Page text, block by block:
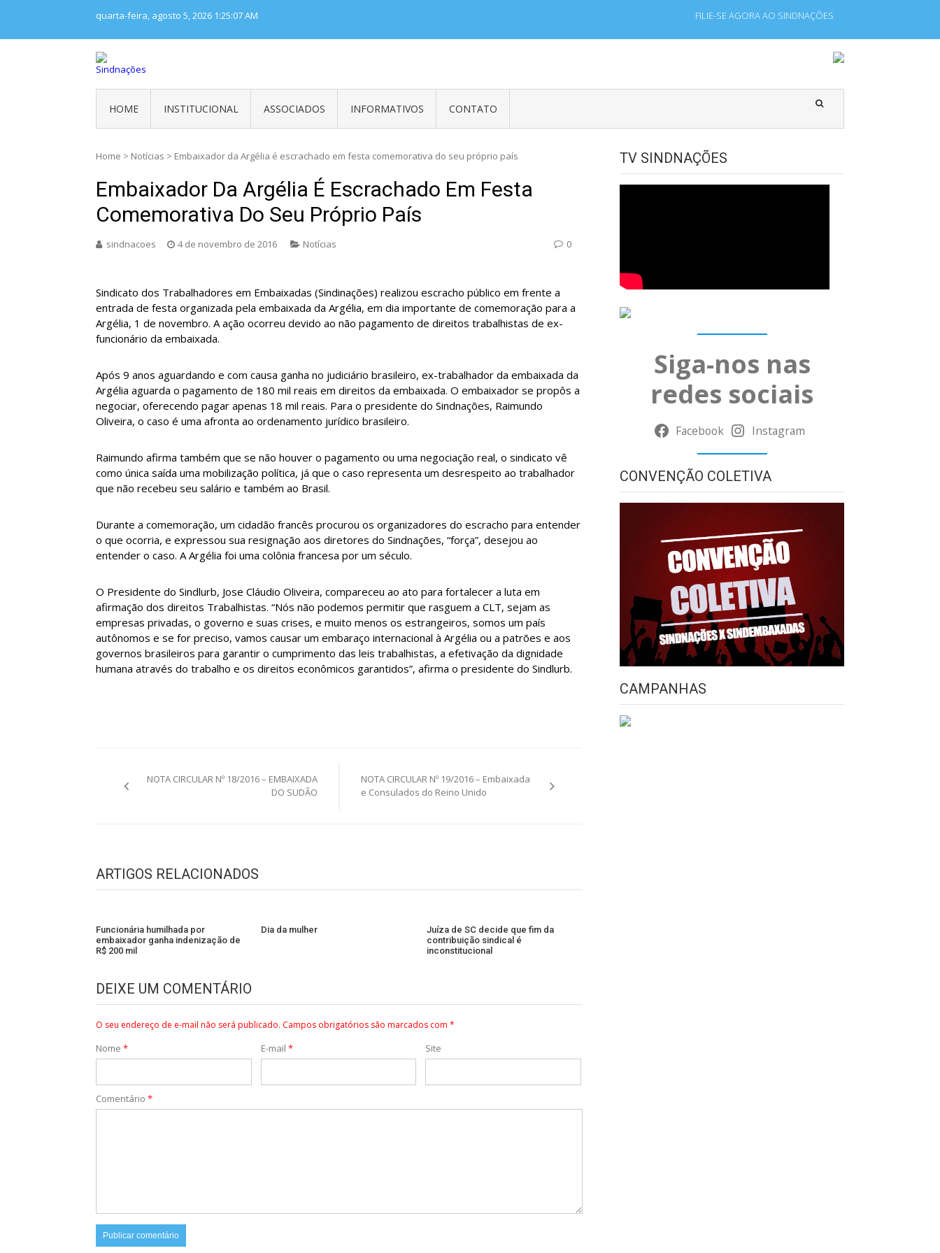
quarta-feira, agosto 5, 2026 1:25:08 AM FILIE-SE AGORA AO SINDNAÇÕES
HOME INSTITUCIONAL ASSOCIADOS INFORMATIVOS CONTATO
Home > Notícias > Embaixador da Argélia é escrachado em festa comemorativa do seu próprio país
Embaixador Da Argélia É Escrachado Em Festa
Comemorativa Do Seu Próprio País
sindnacoes 4 de novembro de 2016 Notícias 0
Sindicato dos Trabalhadores em Embaixadas (Sindinações) realizou escracho público em frente a
entrada de festa organizada pela embaixada da Argélia, em dia importante de comemoração para a
Argélia, 1 de novembro. A ação ocorreu devido ao não pagamento de direitos trabalhistas de ex-
funcionário da embaixada.
Após 9 anos aguardando e com causa ganha no judiciário brasileiro, ex-trabalhador da embaixada da
Argélia aguarda o pagamento de 180 mil reais em direitos da embaixada. O embaixador se propôs a
negociar, oferecendo pagar apenas 18 mil reais. Para o presidente do Sindnações, Raimundo
Oliveira, o caso é uma afronta ao ordenamento jurídico brasileiro.
Raimundo afirma também que se não houver o pagamento ou uma negociação real, o sindicato vê
como única saída uma mobilização política, já que o caso representa um desrespeito ao trabalhador
que não recebeu seu salário e também ao Brasil.
Durante a comemoração, um cidadão francês procurou os organizadores do escracho para entender
o que ocorria, e expressou sua resignação aos diretores do Sindnações, “força”, desejou ao
entender o caso. A Argélia foi uma colônia francesa por um século.
O Presidente do Sindlurb, Jose Cláudio Oliveira, compareceu ao ato para fortalecer a luta em
afirmação dos direitos Trabalhistas. “Nós não podemos permitir que rasguem a CLT, sejam as
empresas privadas, o governo e suas crises, e muito menos os estrangeiros, somos um país
autônomos e se for preciso, vamos causar um embaraço internacional à Argélia ou a patrões e aos
governos brasileiros para garantir o cumprimento das leis trabalhistas, a efetivação da dignidade
humana através do trabalho e os direitos econômicos garantidos”, afirma o presidente do Sindlurb.
de
NOTA CIRCULAR Nº 18/2016 – EMBAIXADA
DO SUDÃO
NOTA CIRCULAR Nº 19/2016 – Embaixada
e Consulados do Reino Unido
ARTIGOS RELACIONADOS
Funcionária humilhada por
embaixador ganha indenização de
R$ 200 mil
Dia da mulher
Juíza de SC decide que fim da
contribuição sindical é
inconstitucional
DEIXE UM COMENTÁRIO
O seu endereço de e-mail não será publicado. Campos obrigatórios são marcados com *
Nome * E-mail * Site
Comentário *
TV SINDNAÇÕES
Siga-nos nas
redes sociais
Facebook Instagram
CONVENÇÃO COLETIVA
CAMPANHAS